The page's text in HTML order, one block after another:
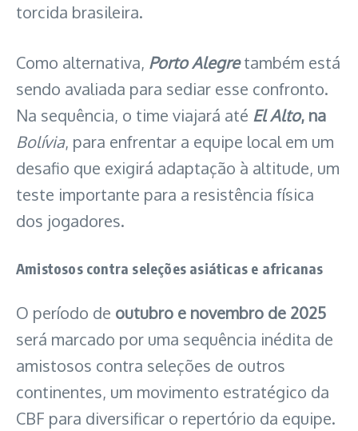
torcida brasileira.
Como alternativa, Porto Alegretambém está
sendo avaliada para sediar esse confronto.
Na sequência, o time viajará até El Alto, na
Bolívia, para enfrentar a equipe local em um
desafio que exigirá adaptação à altitude, um
teste importante para a resistência física
dos jogadores.
Amistosos contra seleções asiáticas e africanas
O período de outubro e novembro de 2025
será marcado por uma sequência inédita de
amistosos contra seleções de outros
continentes, um movimento estratégico da
CBF para diversificar o repertório da equipe.